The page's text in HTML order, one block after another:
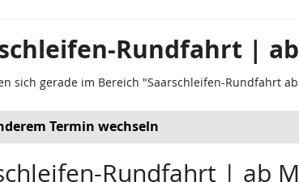
Rundfahrt |
sich gerade im Bereich "Saarschleifen-Rundfahrt
Termin wechseln
Rundfahrt | ab